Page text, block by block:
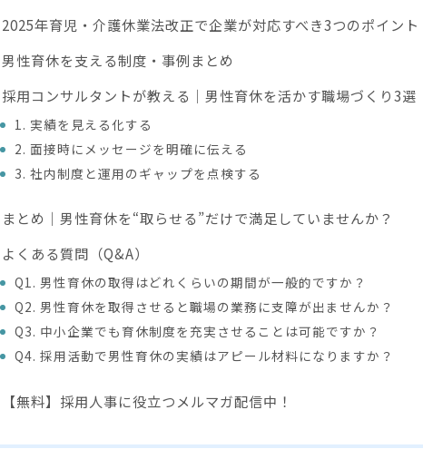
2025年育児・介護休業法改正で企業が対応すべき3つのポイント
男性育休を支える制度・事例まとめ
採用コンサルタントが教える｜男性育休を活かす職場づくり3選
1. 実績を見える化する
2. 面接時にメッセージを明確に伝える
3. 社内制度と運用のギャップを点検する
まとめ｜男性育休を“取らせる”だけで満足していませんか？
よくある質問（Q&A）
Q1. 男性育休の取得はどれくらいの期間が一般的ですか？
Q2. 男性育休を取得させると職場の業務に支障が出ませんか？
Q3. 中小企業でも育休制度を充実させることは可能ですか？
Q4. 採用活動で男性育休の実績はアピール材料になりますか？
【無料】採用人事に役立つメルマガ配信中！